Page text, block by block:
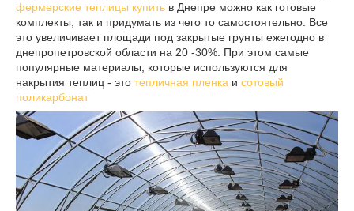
фермерские теплицы купить в Днепре можно как готовые
комплекты, так и придумать из чего то самостоятельно. Все
это увеличивает площади под закрытые грунты ежегодно в
днепропетровской области на 20 -30%. При этом самые
популярные материалы, которые используются для
накрытия теплиц - это тепличная пленка и сотовый
поликарбонат